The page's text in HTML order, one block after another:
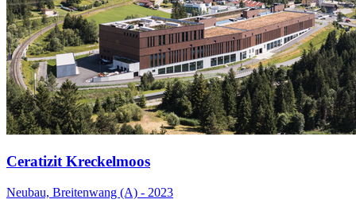
Ceratizit Kreckelmoos
Neubau, Breitenwang (A) - 2023